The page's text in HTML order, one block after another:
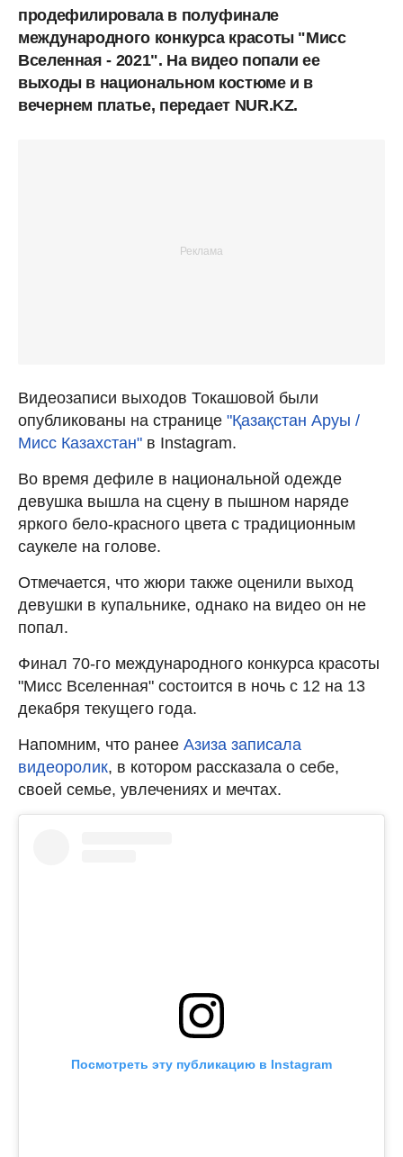
продефилировала в полуфинале
международного конкурса красоты "Мисс
Вселенная - 2021". На видео попали ее
выходы в национальном костюме и в
вечернем платье, передает NUR.KZ.
Видеозаписи выходов Токашовой были
опубликованы на странице "Қазақстан Аруы /
Мисс Казахстан" в Instagram.
Во время дефиле в национальной одежде
девушка вышла на сцену в пышном наряде
яркого бело-красного цвета с традиционным
саукеле на голове.
Отмечается, что жюри также оценили выход
девушки в купальнике, однако на видео он не
попал.
Финал 70-го международного конкурса красоты
"Мисс Вселенная" состоится в ночь с 12 на 13
декабря текущего года.
Напомним, что ранее Азиза записала
видеоролик, в котором рассказала о себе,
своей семье, увлечениях и мечтах.
Посмотреть эту публикацию в Instagram